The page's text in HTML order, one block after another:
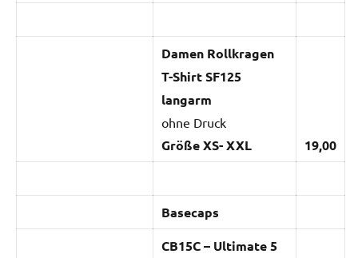
Damen Rollkragen
T-Shirt SF125
langarm
ohne Druck
Größe XS- XXL 19,00
Basecaps
CB15C – Ultimate 5